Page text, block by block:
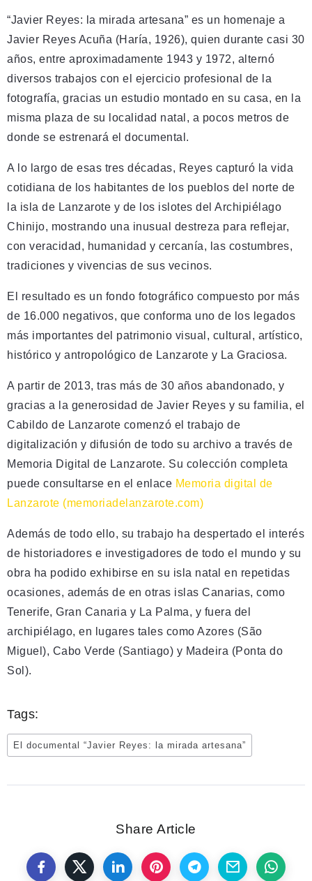
“Javier Reyes: la mirada artesana” es un homenaje a
Javier Reyes Acuña (Haría, 1926), quien durante casi 30
años, entre aproximadamente 1943 y 1972, alternó
diversos trabajos con el ejercicio profesional de la
fotografía, gracias un estudio montado en su casa, en la
misma plaza de su localidad natal, a pocos metros de
donde se estrenará el documental.
A lo largo de esas tres décadas, Reyes capturó la vida
cotidiana de los habitantes de los pueblos del norte de
la isla de Lanzarote y de los islotes del Archipiélago
Chinijo, mostrando una inusual destreza para reflejar,
con veracidad, humanidad y cercanía, las costumbres,
tradiciones y vivencias de sus vecinos.
El resultado es un fondo fotográfico compuesto por más
de 16.000 negativos, que conforma uno de los legados
más importantes del patrimonio visual, cultural, artístico,
histórico y antropológico de Lanzarote y La Graciosa.
A partir de 2013, tras más de 30 años abandonado, y
gracias a la generosidad de Javier Reyes y su familia, el
Cabildo de Lanzarote comenzó el trabajo de
digitalización y difusión de todo su archivo a través de
Memoria Digital de Lanzarote. Su colección completa
puede consultarse en el enlace Memoria digital de
Lanzarote (memoriadelanzarote.com)
Además de todo ello, su trabajo ha despertado el interés
de historiadores e investigadores de todo el mundo y su
obra ha podido exhibirse en su isla natal en repetidas
ocasiones, además de en otras islas Canarias, como
Tenerife, Gran Canaria y La Palma, y fuera del
archipiélago, en lugares tales como Azores (São
Miguel), Cabo Verde (Santiago) y Madeira (Ponta do
Sol).
Tags:
El documental “Javier Reyes: la mirada artesana”
Share Article